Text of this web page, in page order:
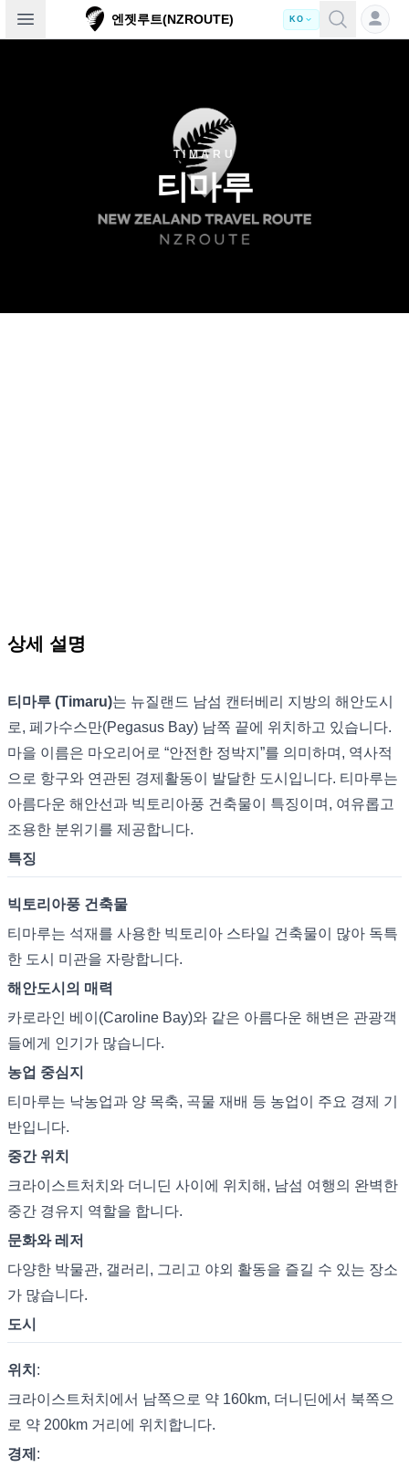
Open sidebar 엔젯루트(NZROUTE) KO
TIMARU
티마루
상세 설명
티마루 (Timaru)는 뉴질랜드 남섬 캔터베리 지방의 해안도시
로, 페가수스만(Pegasus Bay) 남쪽 끝에 위치하고 있습니다.
마을 이름은 마오리어로 “안전한 정박지”를 의미하며, 역사적
으로 항구와 연관된 경제활동이 발달한 도시입니다. 티마루는
아름다운 해안선과 빅토리아풍 건축물이 특징이며, 여유롭고
조용한 분위기를 제공합니다.
특징
빅토리아풍 건축물
티마루는 석재를 사용한 빅토리아 스타일 건축물이 많아 독특
한 도시 미관을 자랑합니다.
해안도시의 매력
카로라인 베이(Caroline Bay)와 같은 아름다운 해변은 관광객
들에게 인기가 많습니다.
농업 중심지
티마루는 낙농업과 양 목축, 곡물 재배 등 농업이 주요 경제 기
반입니다.
중간 위치
크라이스트처치와 더니딘 사이에 위치해, 남섬 여행의 완벽한
중간 경유지 역할을 합니다.
문화와 레저
다양한 박물관, 갤러리, 그리고 야외 활동을 즐길 수 있는 장소
가 많습니다.
도시
위치 :
크라이스트처치에서 남쪽으로 약 160km, 더니딘에서 북쪽으
로 약 200km 거리에 위치합니다.
경제 :